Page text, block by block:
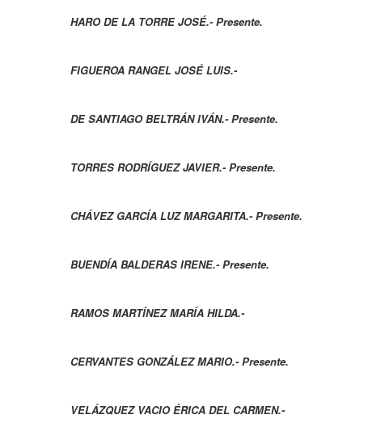
HARO DE LA TORRE JOSÉ.- Presente.
FIGUEROA RANGEL JOSÉ LUIS.-
DE SANTIAGO BELTRÁN IVÁN.- Presente.
TORRES RODRÍGUEZ JAVIER.- Presente.
CHÁVEZ GARCÍA LUZ MARGARITA.- Presente.
BUENDÍA BALDERAS IRENE.- Presente.
RAMOS MARTÍNEZ MARÍA HILDA.-
CERVANTES GONZÁLEZ MARIO.- Presente.
VELÁZQUEZ VACIO ÉRICA DEL CARMEN.-